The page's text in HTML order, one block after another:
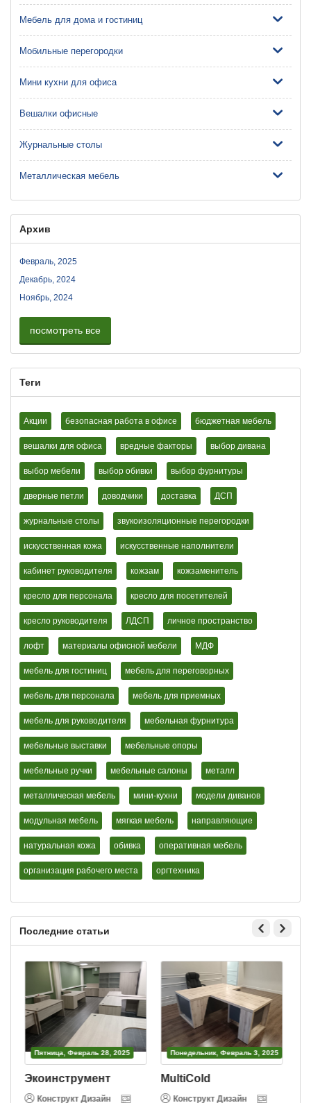
Мебель для дома и гостиниц
Мобильные перегородки
Мини кухни для офиса
Вешалки офисные
Журнальные столы
Металлическая мебель
Архив
Февраль, 2025
Декабрь, 2024
Ноябрь, 2024
посмотреть все
Теги
Акции безопасная работа в офисе бюджетная мебель
вешалки для офиса вредные факторы выбор дивана
выбор мебели выбор обивки выбор фурнитуры
дверные петли доводчики доставка ДСП
журнальные столы звукоизоляционные перегородки
искусственная кожа искусственные наполнители
кабинет руководителя кожзам кожзаменитель
кресло для персонала кресло для посетителей
кресло руководителя ЛДСП личное пространство
лофт материалы офисной мебели МДФ
мебель для гостиниц мебель для переговорных
мебель для персонала мебель для приемных
мебель для руководителя мебельная фурнитура
мебельные выставки мебельные опоры
мебельные ручки мебельные салоны металл
металлическая мебель мини-кухни модели диванов
модульная мебель мягкая мебель направляющие
натуральная кожа обивка оперативная мебель
организация рабочего места оргтехника
Последние статьи
Пятница, Февраль 28, 2025
Экоинструмент
Конструкт Дизайн
Понедельник, Февраль 3, 2025
MultiCold
Конструкт Дизайн